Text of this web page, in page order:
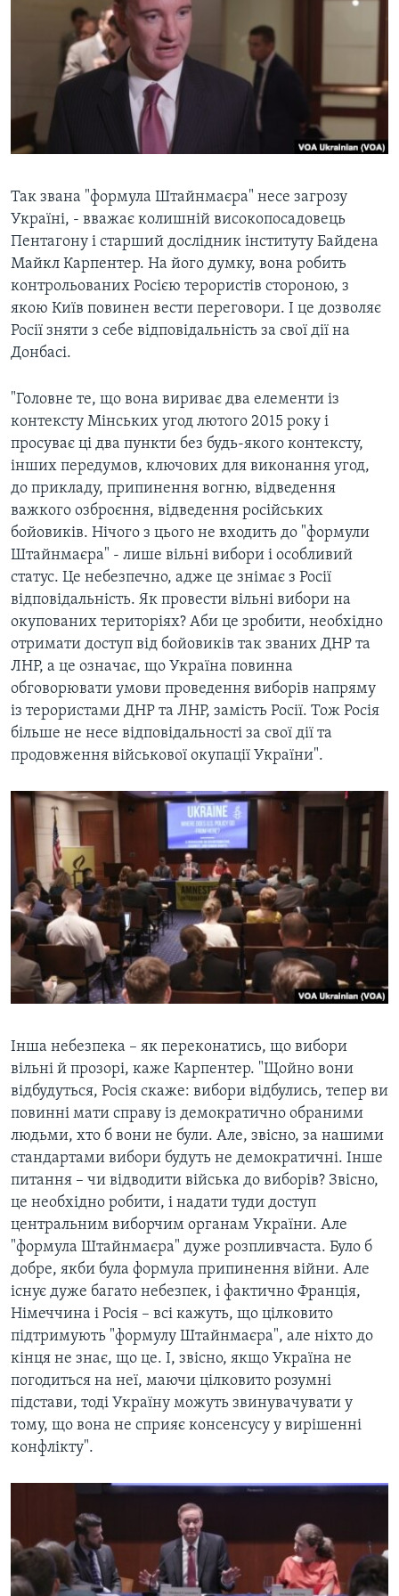
СУСПІЛЬСТВО
ЕКОНОМІКА
ІСТОРІЇ УСПІХУ УКРАЇНЦІВ
ТЕЛЕПРОГРАМИ
ЧАС-TIME
БРИФІНГ ГОЛОСУ АМЕРИКИ
СТУДІЯ ВАШИНГТОН
ПРАЙМ-ТАЙМ
ПОГЛЯД З ВАШИНГТОНА
ENGLISH
Learning English
Мови
Так звана "формула Штайнмаєра" несе загрозу
Україні, - вважає колишній високопосадовець
Пентагону і старший дослідник інституту Байдена
Майкл Карпентер. На його думку, вона робить
контрольованих Росією терористів стороною, з
якою Київ повинен вести переговори. І це дозволяє
Росії зняти з себе відповідальність за свої дії на
Донбасі.
"Головне те, що вона вириває два елементи із
контексту Мінських угод лютого 2015 року і
просуває ці два пункти без будь-якого контексту,
інших передумов, ключових для виконання угод,
до прикладу, припинення вогню, відведення
важкого озброєння, відведення російських
бойовиків. Нічого з цього не входить до "формули
Штайнмаєра" - лише вільні вибори і особливий
статус. Це небезпечно, адже це знімає з Росії
відповідальність. Як провести вільні вибори на
окупованих територіях? Аби це зробити, необхідно
отримати доступ від бойовиків так званих ДНР та
ЛНР, а це означає, що Україна повинна
обговорювати умови проведення виборів напряму
із терористами ДНР та ЛНР, замість Росії. Тож Росія
більше не несе відповідальності за свої дії та
продовження військової окупації України".
Інша небезпека – як переконатись, що вибори
вільні й прозорі, каже Карпентер. "Щойно вони
відбудуться, Росія скаже: вибори відбулись, тепер ви
повинні мати справу із демократично обраними
людьми, хто б вони не були. Але, звісно, за нашими
стандартами вибори будуть не демократичні. Інше
питання – чи відводити війська до виборів? Звісно,
це необхідно робити, і надати туди доступ
центральним виборчим органам України. Але
"формула Штайнмаєра" дуже розпливчаста. Було б
добре, якби була формула припинення війни. Але
існує дуже багато небезпек, і фактично Франція,
Німеччина і Росія – всі кажуть, що цілковито
підтримують "формулу Штайнмаєра", але ніхто до
кінця не знає, що це. І, звісно, якщо Україна не
погодиться на неї, маючи цілковито розумні
підстави, тоді Україну можуть звинувачувати у
тому, що вона не сприяє консенсусу у вирішенні
конфлікту".